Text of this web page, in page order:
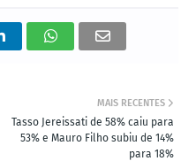
MAIS RECENTES
Tasso Jereissati de 58% caiu para
53% e Mauro Filho subiu de 14%
para 18%